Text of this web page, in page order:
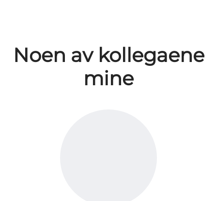
Noen av kollegaene
mine